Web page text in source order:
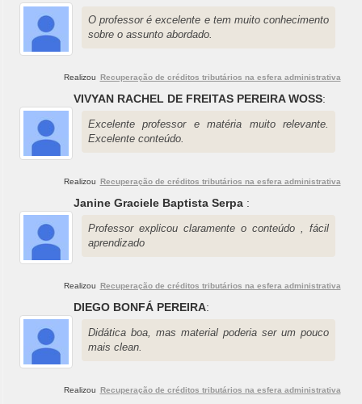
O professor é excelente e tem muito conhecimento
sobre o assunto abordado.
Realizou Recuperação de créditos tributários na esfera administrativa
VIVYAN RACHEL DE FREITAS PEREIRA WOSS:
Excelente professor e matéria muito relevante.
Excelente conteúdo.
Realizou Recuperação de créditos tributários na esfera administrativa
Janine Graciele Baptista Serpa :
Professor explicou claramente o conteúdo , fácil
aprendizado
Realizou Recuperação de créditos tributários na esfera administrativa
DIEGO BONFÁ PEREIRA:
Didática boa, mas material poderia ser um pouco
mais clean.
Realizou Recuperação de créditos tributários na esfera administrativa